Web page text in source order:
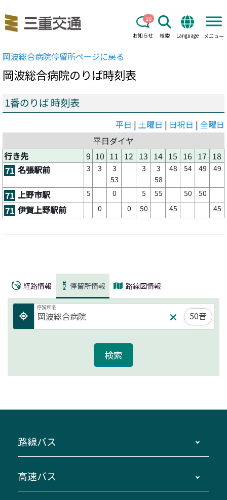
お知らせ
10
検索 Language メニュー
岡波総合病院停留所ページに戻る
岡波総合病院のりば時刻表
1番のりば 時刻表
平日 | 土曜日 | 日祝日 | 全曜日
平日ダイヤ
行き先
9 10 11 12 13 14 15 16 17 18
71 名張駅前 3 3
3
53
3
3
58
48 54 49 49
71 上野市駅 5 0 5 55 50 50
71 伊賀上野駅前 0 0 50 45 45
経路情報 停留所情報 路線図情報
停留所名
50音
路線バス
主要停留所案内図・時刻表
高速バス